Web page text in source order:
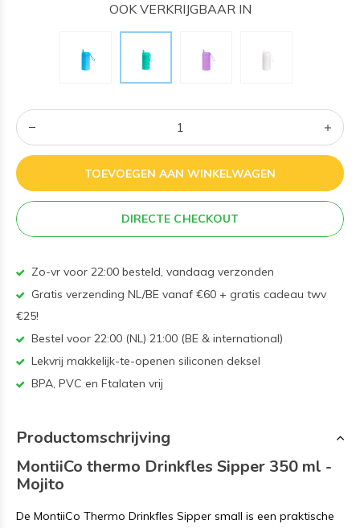
OOK VERKRIJGBAAR IN
TOEVOEGEN AAN WINKELWAGEN
DIRECTE CHECKOUT
Zo-vr voor 22:00 besteld, vandaag verzonden
Gratis verzending NL/BE vanaf €60 + gratis cadeau twv
€25!
Bestel voor 22:00 (NL) 21:00 (BE & international)
Lekvrij makkelijk-te-openen siliconen deksel
BPA, PVC en Ftalaten vrij
Productomschrijving
MontiiCo thermo Drinkfles Sipper 350 ml -
Mojito
De MontiiCo Thermo Drinkfles Sipper small is een praktische